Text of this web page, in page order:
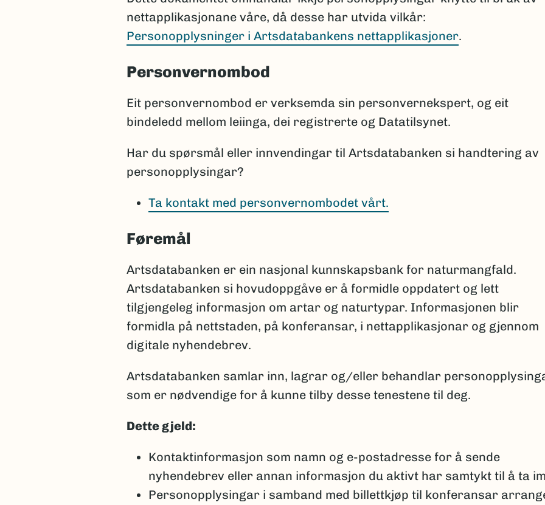
nettapplikasjonane våre, då desse har utvida vilkår:
Personopplysninger i Artsdatabankens nettapplikasjoner.
Personvernombod
Eit personvernombod er verksemda sin personvernekspert, og eit
bindeledd mellom leiinga, dei registrerte og Datatilsynet.
Har du spørsmål eller innvendingar til Artsdatabanken si handtering av
personopplysingar?
Ta kontakt med personvernombodet vårt.
Føremål
Artsdatabanken er ein nasjonal kunnskapsbank for naturmangfald.
Artsdatabanken si hovudoppgåve er å formidle oppdatert og lett
tilgjengeleg informasjon om artar og naturtypar. Informasjonen blir
formidla på nettstaden, på konferansar, i nettapplikasjonar og gjennom
digitale nyhendebrev.
Artsdatabanken samlar inn, lagrar og/eller behandlar
som er nødvendige for å kunne tilby desse tenestene til deg.
Dette gjeld:
Kontaktinformasjon som namn og e-postadresse for å sende
nyhendebrev eller annan informasjon du aktivt har samtykt til å ta
Personopplysingar i samband med billettkjøp til konferansar